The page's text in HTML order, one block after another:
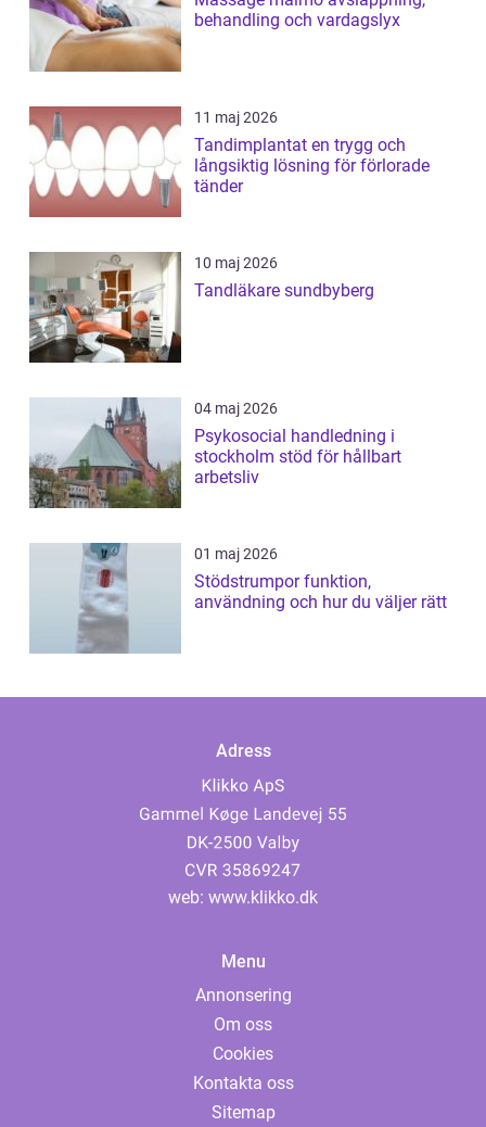
behandling och vardagslyx
11 maj 2026
Tandimplantat en trygg och
långsiktig lösning för förlorade
tänder
10 maj 2026
Tandläkare sundbyberg
04 maj 2026
Psykosocial handledning i
stockholm stöd för hållbart
arbetsliv
01 maj 2026
Stödstrumpor funktion,
användning och hur du väljer rätt
Adress
web: www.klikko.dk
Menu
Annonsering
Om oss
Cookies
Kontakta oss
Sitemap